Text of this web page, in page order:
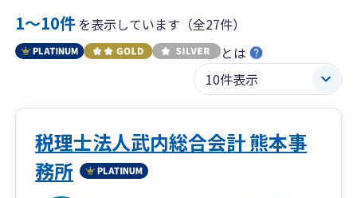
1〜10件を表示しています（全27件）
とは
税理士法人武内総合会計 熊本事
務所